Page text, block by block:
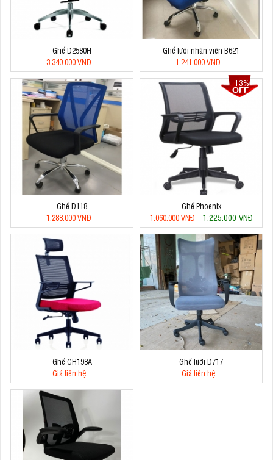
Ghế D2580H
3.340.000 VNĐ
Ghế lưới nhân viên B621
1.241.000 VNĐ
Ghế D118
1.288.000 VNĐ
13%
Ghế Phoenix
1.060.000 VNĐ
1.225.000 VNĐ
Ghế CH198A
Giá liên hệ
Ghế lưới D717
Giá liên hệ